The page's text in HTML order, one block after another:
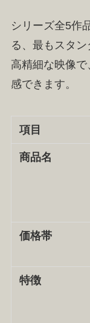
シリーズ全5作
る、最もスタン
高精細な映像
感できます。
項目
商品名
価格帯
特徴